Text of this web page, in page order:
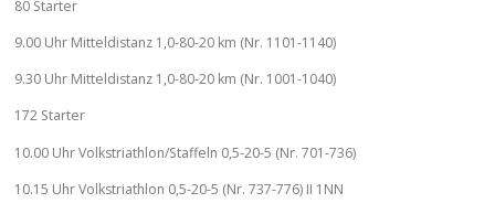
80 Starter
9.00 Uhr Mitteldistanz 1,0-80-20 km (Nr. 1101-1140)
9.30 Uhr Mitteldistanz 1,0-80-20 km (Nr. 1001-1040)
172 Starter
10.00 Uhr Volkstriathlon/Staffeln 0,5-20-5 (Nr. 701-736)
10.15 Uhr Volkstriathlon 0,5-20-5 (Nr. 737-776) II 1NN